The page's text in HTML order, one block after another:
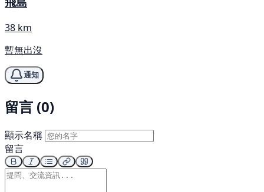
38 km
暫無出沒
通知
留言 (0)
顯示名稱
留言